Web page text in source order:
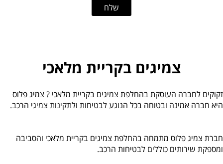
צמיגים בקריית מלאכי
זקוקים לחברה העוסקת בהחלפת צמיגים בקריית מלאכי ? צמיג פלוס
היא חברה אמינה ובטוחה בכל הנוגע לבטיחות ולתקינות צמיגי הרכב.
חברת צמיג פלוס מתמחה בהחלפת צמיגים בקריית מלאכי והסביבה
ומספקת שירותים כוללים לבטיחות הרכב.